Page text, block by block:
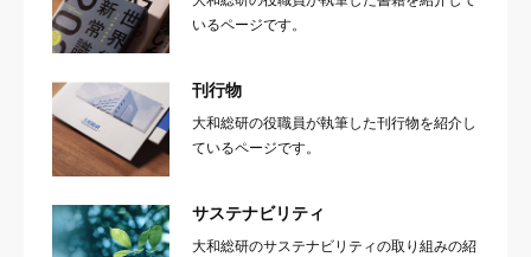
いるページです。
刊行物
大和総研の役職員が執筆した刊行物を紹介し
ているページです。
サステナビリティ
大和総研のサステナビリティの取り組みの紹